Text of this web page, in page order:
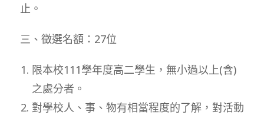
止。
三、徵選名額：27位
限本校111學年度高二學生，無小過以上(含)
之處分者。
對學校人、事、物有相當程度的了解，對活動